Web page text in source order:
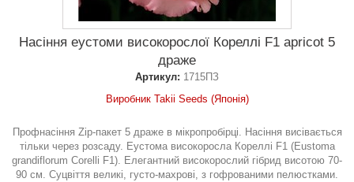
Насіння еустоми високорослої Кореллі F1 apricot 5
драже
Артикул: 1715ПЗ
Виробник Takii Seeds (Японія)
Профнасіння Zip-пакет 5 драже в мікропробірці. Насіння висівається
тільки через розсаду. Еустома високоросла Кореллі F1 (Eustoma
grandiflorum Corelli F1). Елегантний високорослий гібрид висотою 70-
90 см. Суцвіття великі, густо-махрові, з гофрованими пелюстками.